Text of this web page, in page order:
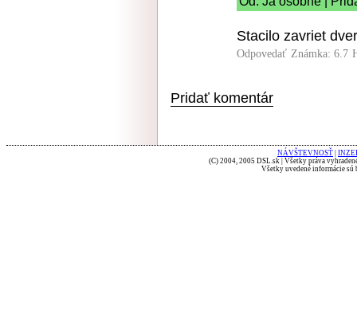
Stacilo zavriet
Odpovedať Známka: 6.7
Pridať komentár
NÁVŠTEVNOSŤ
(C) 2004, 2005 DSL.sk | Všetky práva
Všetky uvedené informácie sú